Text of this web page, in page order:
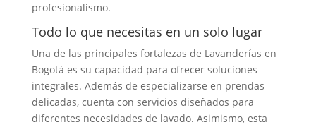
profesionalismo.
Todo lo que necesitas en un solo lugar
Una de las principales fortalezas de Lavanderías en
Bogotá es su capacidad para ofrecer soluciones
integrales. Además de especializarse en prendas
delicadas, cuenta con servicios diseñados para
diferentes necesidades de lavado. Asimismo, esta